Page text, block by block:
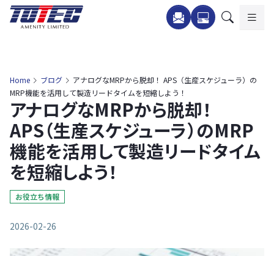
Home ブログ
アナログなMRPから脱却！ APS（生産スケジューラ）の
MRP機能を活用して製造リードタイムを短縮しよう！
アナログなMRPから脱却！
APS（生産スケジューラ）のMRP
機能を活用して製造リードタイム
を短縮しよう！
お役立ち情報
2026-02-26